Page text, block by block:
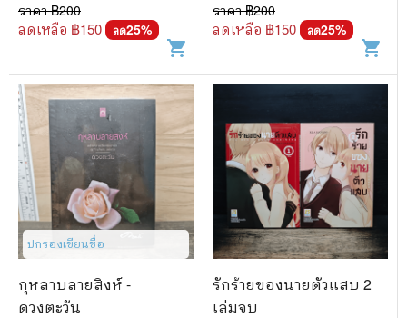
ราคา ฿200
ลดเหลือ ฿150 ลด25%
shopping_cart
ราคา ฿200
ลดเหลือ ฿150 ลด25%
shopping_cart
ปกรองเขียนชื่อ
กุหลาบลายสิงห์ -
ดวงตะวัน
รักร้ายของนายตัวแสบ 2
เล่มจบ